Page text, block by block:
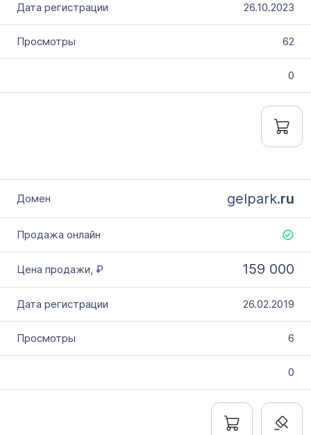
26.10.2023
62
0
gelpark.ru
159 000
26.02.2019
6
0